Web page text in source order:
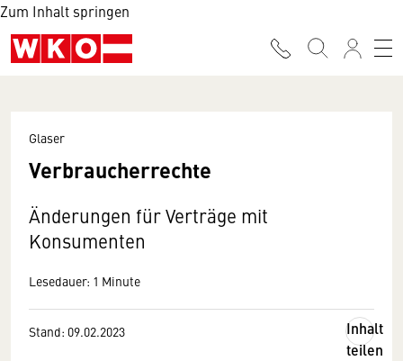
Zum Inhalt springen
Glaser
Verbraucherrechte
Änderungen für Verträge mit
Konsumenten
Lesedauer: 1 Minute
Stand: 09.02.2023
Inhalt
teilen